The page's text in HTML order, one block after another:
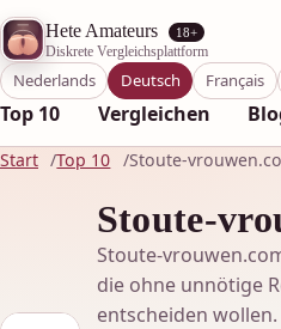
Hete Amateurs 18+
Diskrete Vergleichsplattform
Top 10 Vergleichen
Nederlands Deutsch Français
Start Top 10 Stoute-
Stoute-
Stoute-
die ohne unnötige
entscheiden